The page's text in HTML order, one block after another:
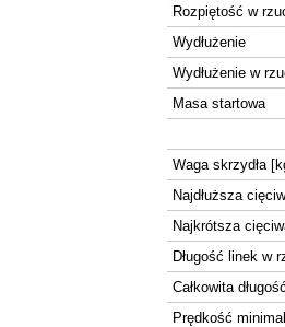
Rozpiętość w
Wydłużenie
Wydłużenie w
Masa startowa
Waga skrzydła
Najdłuższa
Najkrótsza
Długość linek w
Całkowita
Prędkość